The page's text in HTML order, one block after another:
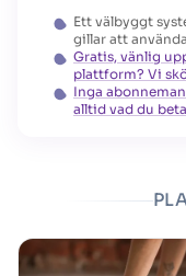
Ett välbyggt
gillar att
Gratis, vänlig
plattform? Vi
Inga
alltid vad du